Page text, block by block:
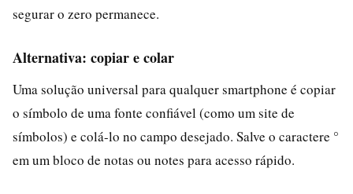
segurar o zero permanece.
Alternativa: copiar e colar
Uma solução universal para qualquer smartphone é copiar
o símbolo de uma fonte confiável (como um site de
símbolos) e colá-lo no campo desejado. Salve o caractere °
em um bloco de notas ou notes para acesso rápido.